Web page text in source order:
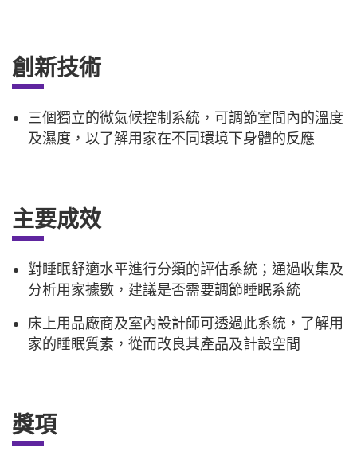
創新技術
三個獨立的微氣候控制系統，可調節室間內的溫度
及濕度，以了解用家在不同環境下身體的反應
主要成效
對睡眠舒適水平進行分類的評估系統；通過收集及
分析用家據數，建議是否需要調節睡眠系統
床上用品廠商及室內設計師可透過此系統，了解用
家的睡眠質素，從而改良其產品及計設空間
獎項